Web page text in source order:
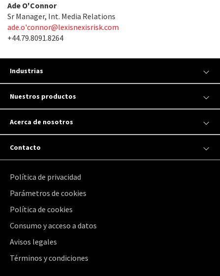
Ade O'Connor
Sr Manager, Int. Media Relations
ade.o'connor@lexisnexisrisk.com
+44.79.8091.8264
Industrias
Nuestros productos
Acerca de nosotros
Contacto
Política de privacidad
Parámetros de cookies
Política de cookies
Consumo y acceso a datos
Avisos legales
Términos y condiciones